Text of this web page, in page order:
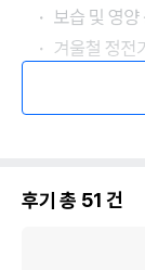
후기 총 51 건